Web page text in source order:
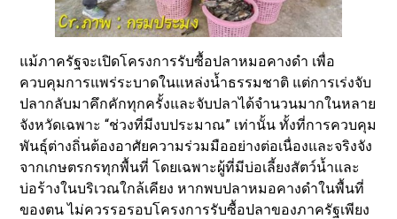
แม้ภาครัฐจะเปิดโครงการรับซื้อปลาหมอคางดำ เพื่อ
ควบคุมการแพร่ระบาดในแหล่งน้ำธรรมชาติ แต่การเร่งจับ
ปลากลับมาคึกคักทุกครั้งและจับปลาได้จำนวนมากในหลาย
จังหวัดเฉพาะ “ช่วงที่มีงบประมาณ” เท่านั้น ทั้งที่การควบคุม
พันธุ์ต่างถิ่นต้องอาศัยความร่วมมืออย่างต่อเนื่องและจริงจัง
จากเกษตรกรทุกพื้นที่ โดยเฉพาะผู้ที่มีบ่อเลี้ยงสัตว์น้ำและ
บ่อร้างในบริเวณใกล้เคียง หากพบปลาหมอคางดำในพื้นที่
ของตน ไม่ควรรอรอบโครงการรับซื้อปลาของภาครัฐเพียง